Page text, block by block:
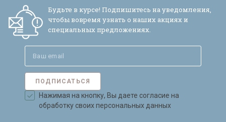
Будьте в курсе! Подпишитесь на уведомления,
чтобы вовремя узнать о наших акциях и
специальных предложениях.
ПОДПИСАТЬСЯ
Нажимая на кнопку, Вы даете согласие на
обработку своих персональных данных